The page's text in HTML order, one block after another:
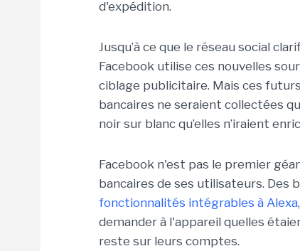
d'expédition.
Jusqu’à ce que le réseau social
Facebook utilise ces nouvelles
ciblage publicitaire. Mais ces
bancaires ne seraient collectées
noir sur blanc qu’elles n’iraient
Facebook n'est pas le premier
bancaires de ses utilisateurs. Des
fonctionnalités intégrables à Alexa
demander à l'appareil quelles
reste sur leurs comptes.